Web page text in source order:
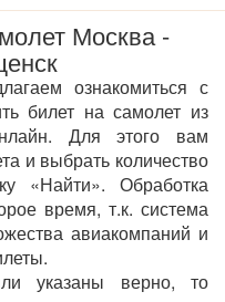
Москва -
ознакомиться с
билет на самолет из
Для этого вам
и выбрать количество
«Найти». Обработка
время, т.к. система
авиакомпаний и
указаны верно, то